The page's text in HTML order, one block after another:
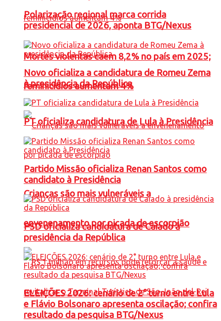
Mortes violentas caem 8,2% no país em 2025;
feminicídios aumentam 4%
Crianças são mais vulneráveis a
envenenamento por picada de escorpião
Polarização regional marca corrida
presidencial de 2026, aponta BTG/Nexus
Novo oficializa a candidatura de Romeu Zema
à presidência da República
PT oficializa candidatura de Lula à Presidência
Partido Missão oficializa Renan Santos como
candidato à Presidência
PSD oficializa candidatura de Caiado à
presidência da República
ELEIÇÕES 2026: cenário de 2° turno entre Lula
e Flávio Bolsonaro apresenta oscilação; confira
resultado da pesquisa BTG/Nexus